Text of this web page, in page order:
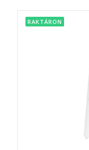
RAKTÁRON